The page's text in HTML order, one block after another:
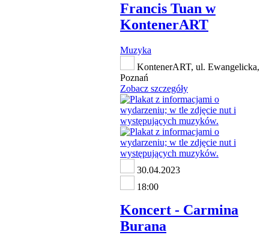
Francis Tuan w
KontenerART
Muzyka
KontenerART, ul. Ewangelicka,
Poznań
Zobacz szczegóły
30.04.2023
18:00
Koncert - Carmina
Burana